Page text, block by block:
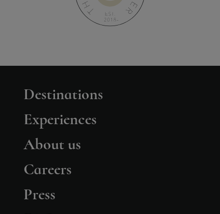
Destinations
Experiences
About us
Careers
Press